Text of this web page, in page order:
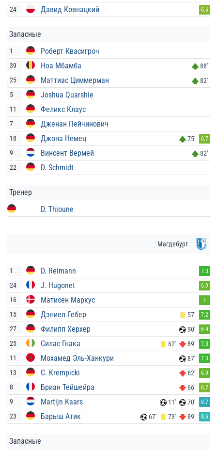
24 Давид Ковнацкий 6.6
Запасные
1 Роберт Квасигроч
39 Ноа Мбамба
88'
25
Маттиас Циммерман
82'
5
Joshua Quarshie
11 Феликс Клаус
7 Дженан Пейчинович
18 Джона Немец 75' 6.7
9 Винсент Вермей
82'
22
D. Schmidt
Тренер
D. Thioune
Магдебург
1 D. Reimann 7.3
24 J. Hugonet 6.9
16 Матисен Маркус 7
15 Дэниел Гебер 57' 7.2
27 Филипп Херхер 90' 6.9
25 Силас Гнака 62' 89' 7.3
11 Мохамед Эль-Ханкури 87' 7.3
13 C. Krempicki 62' 6.9
8 Бриан Тейшейра 66' 6.7
9 Martijn Kaars 11' 70' 8.7
23 Барыш Атик 67' 73' 89' 8.6
Запасные